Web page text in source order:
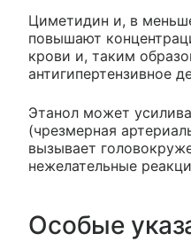
Циметидин и, в
повышают
крови и, таким
антигипертензивное
Этанол может
(чрезмерная
вызывает
нежелательные
Особые